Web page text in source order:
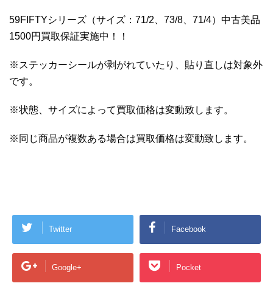
59FIFTYシリーズ（サイズ：71/2、73/8、71/4）中古美品
1500円買取保証実施中！！
※ステッカーシールが剥がれていたり、貼り直しは対象外
です。
※状態、サイズによって買取価格は変動致します。
※同じ商品が複数ある場合は買取価格は変動致します。
Twitter Facebook
Google+ Pocket